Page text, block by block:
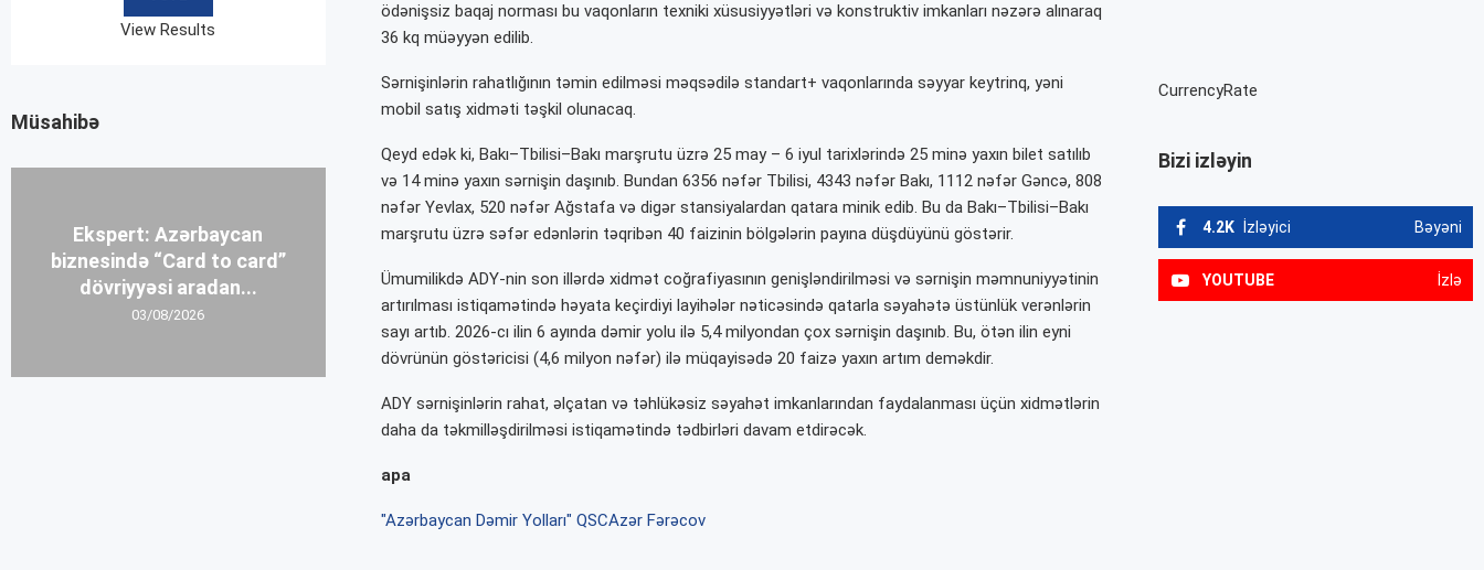
ödənişsiz baqaj norması bu vaqonların texniki xüsusiyyətləri və konstruktiv imkanları nəzərə alınaraq
36 kq müəyyən edilib.
Sərnişinlərin rahatlığının təmin edilməsi məqsədilə standart+ vaqonlarında səyyar keytrinq, yəni
mobil satış xidməti təşkil olunacaq.
Qeyd edək ki, Bakı–Tbilisi–Bakı marşrutu üzrə 25 may – 6 iyul tarixlərində 25 minə yaxın bilet satılıb
və 14 minə yaxın sərnişin daşınıb. Bundan 6356 nəfər Tbilisi, 4343 nəfər Bakı, 1112 nəfər Gəncə, 808
nəfər Yevlax, 520 nəfər Ağstafa və digər stansiyalardan qatara minik edib. Bu da Bakı–Tbilisi–Bakı
marşrutu üzrə səfər edənlərin təqribən 40 faizinin bölgələrin payına düşdüyünü göstərir.
Ümumilikdə ADY-nin son illərdə xidmət coğrafiyasının genişləndirilməsi və sərnişin məmnuniyyətinin
artırılması istiqamətində həyata keçirdiyi layihələr nəticəsində qatarla səyahətə üstünlük verənlərin
sayı artıb. 2026-cı ilin 6 ayında dəmir yolu ilə 5,4 milyondan çox sərnişin daşınıb. Bu, ötən ilin eyni
dövrünün göstəricisi (4,6 milyon nəfər) ilə müqayisədə 20 faizə yaxın artım deməkdir.
ADY sərnişinlərin rahat, əlçatan və təhlükəsiz səyahət imkanlarından faydalanması üçün xidmətlərin
daha da təkmilləşdirilməsi istiqamətində tədbirləri davam etdirəcək.
apa
"Azərbaycan Dəmir Yolları" QSCAzər Fərəcov
CurrencyRate
Bizi izləyin
4.2K İzləyici Bəyəni
YOUTUBE İzlə
View Results
Müsahibə
Ekspert: Azərbaycan
biznesində “Card to card”
dövriyyəsi aradan...
03/08/2026